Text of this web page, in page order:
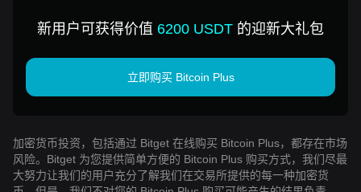
新用户可获得价值 6200 USDT 的迎新大礼包
立即购买 Bitcoin Plus
加密货币投资，包括通过 Bitget 在线购买 Bitcoin Plus，都存在市场
风险。Bitget 为您提供简单方便的 Bitcoin Plus 购买方式，我们尽最
大努力让我们的用户充分了解我们在交易所提供的每一种加密货